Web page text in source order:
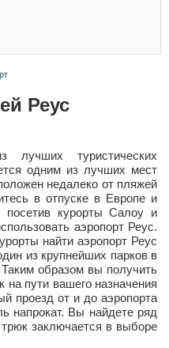
Реус
лучших туристических
одним из лучших мест
недалеко от пляжей
в отпуске в Европе и
посетив курорты Салоу и
аэропорт Реус.
найти аэропорт Реус
из крупнейших парков в
образом вы получить
на пути вашего назначения
проезд от и до аэропорта
напрокат. Вы найдете ряд
заключается в выборе